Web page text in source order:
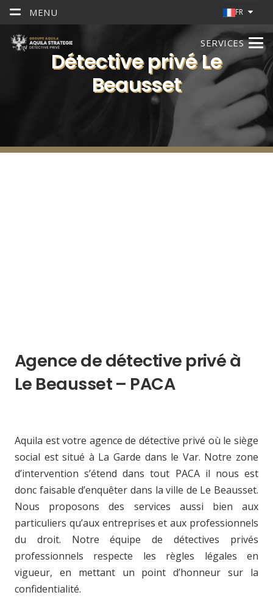
MENU FR
SERVICES
Détective privé Le
Beausset
Agence de détective privé à
Le Beausset – PACA
Aquila est votre agence de détective privé où le siège
social est situé à La Garde dans le Var. Notre zone
d’intervention s’étend dans tout PACA il nous est
donc faisable d’enquêter dans la ville de Le Beausset.
Nous proposons des services aussi bien aux
particuliers qu’aux entreprises et aux professionnels
du droit. Notre équipe de détectives privés
professionnels respecte les règles légales en
vigueur, en mettant un point d’honneur sur la
confidentialité.